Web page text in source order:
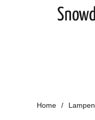
Home Lampen